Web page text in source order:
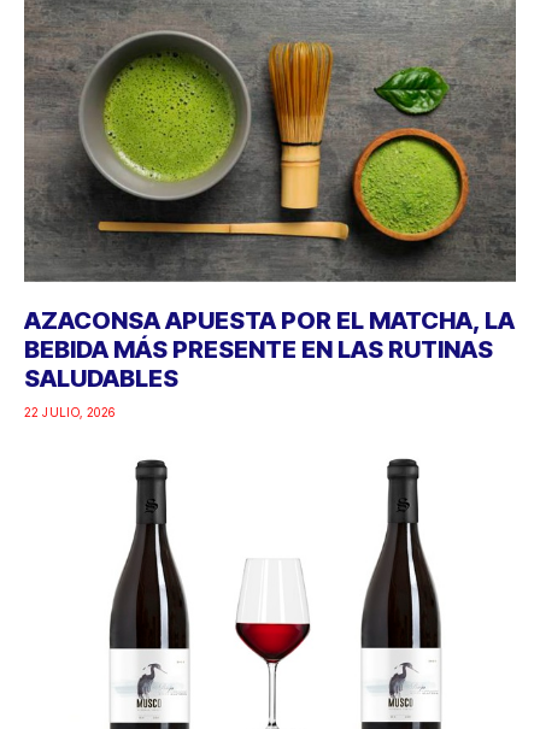
AZACONSA APUESTA POR EL MATCHA, LA
BEBIDA MÁS PRESENTE EN LAS RUTINAS
SALUDABLES
22 JULIO, 2026